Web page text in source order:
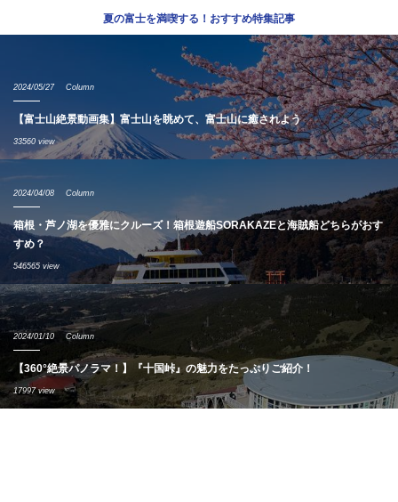
夏の富士を満喫する！おすすめ特集記事
2024/05/27 Column
【富士山絶景動画集】富士山を眺めて、富士山に癒されよう
33560 view
2024/04/08 Column
箱根・芦ノ湖を優雅にクルーズ！箱根遊船SORAKAZEと海賊船どちらがおす
すめ？
546565 view
2024/01/10 Column
【360°絶景パノラマ！】『十国峠』の魅力をたっぷりご紹介！
17997 view